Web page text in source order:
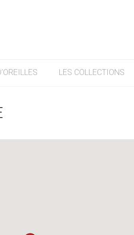
LES COLLECTIONS